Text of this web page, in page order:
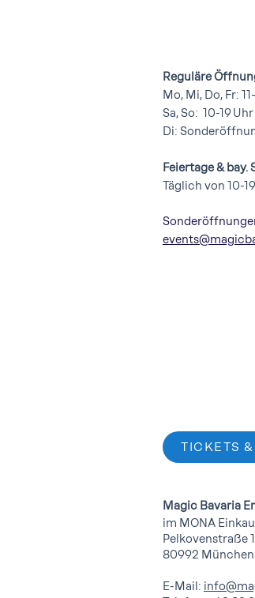
Reguläre
Mo, Mi, Do, Fr:
Sa, So: 10-19 Uhr
Di:
Feiertage &
Täglich von 10-
TICKETS
Magic Bavaria
im MONA
Pelkovenstraße
80992 München
E-Mail: